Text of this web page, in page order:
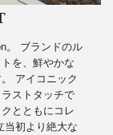
。 ブランドのル
を、鮮やかな
アイコニック
ストタッチで
とともにコレ
当初より絶大な